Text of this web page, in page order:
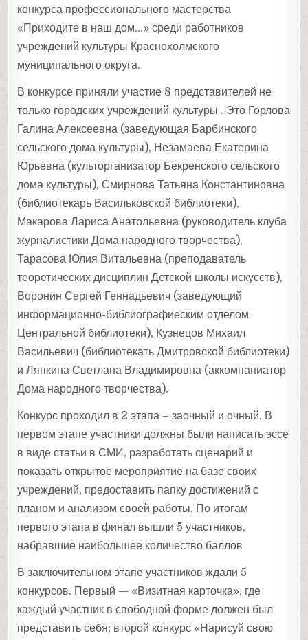
конкурса профессионального мастерства
«Приходите в наш дом…» среди работников
учреждений культуры Краснохолмского
муниципального округа.
В конкурсе приняли участие 8 представителей не
только городских учреждений культуры . Это Горлова
Галина Алексеевна (заведующая Барбинского
сельского дома культуры), Незамаева Екатерина
Юрьевна (культорганизатор Бекренского сельского
дома культуры), Смирнова Татьяна Константиновна
(библиотекарь Васильковской библиотеки),
Макарова Лариса Анатольевна (руководитель клуба
журналистики Дома народного творчества),
Тарасова Юлия Витальевна (преподаватель
теоретических дисциплин Детской школы искусств),
Воронин Сергей Геннадьевич (заведующий
информационно-библиографиеским отделом
Центральной библиотеки), Кузнецов Михаил
Васильевич (библиотекать Дмитровской библиотеки)
и Ляпкина Светлана Владимировна (аккомпаниатор
Дома народного творчества).
Конкурс проходил в 2 этапа – заочный и очный. В
первом этапе участники должны были написать эссе
в виде статьи в СМИ, разработать сценарий и
показать открытое мероприятие на базе своих
учреждений, предоставить папку достижений с
планом и анализом своей работы. По итогам
первого этапа в финал вышли 5 участников,
набравшие наибольшее количество баллов
В заключительном этапе участников ждали 5
конкурсов. Первый — «Визитная карточка», где
каждый участник в свободной форме должен был
представить себя; второй конкурс «Нарисуй свою